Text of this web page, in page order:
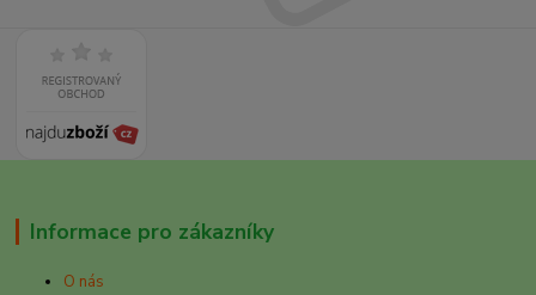
Informace pro zákazníky
O nás